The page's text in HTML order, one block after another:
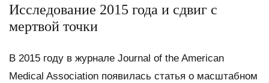
Исследование 2015 года и сдвиг с
мертвой точки
В 2015 году в журнале Journal of the American
Medical Association появилась статья о масштабном